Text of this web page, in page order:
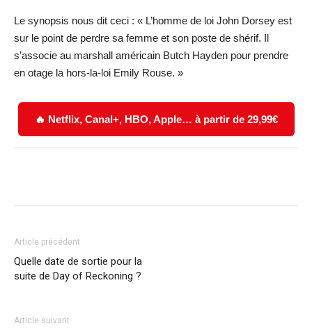
Le synopsis nous dit ceci : « L’homme de loi John Dorsey est
sur le point de perdre sa femme et son poste de shérif. Il
s’associe au marshall américain Butch Hayden pour prendre
en otage la hors-la-loi Emily Rouse. »
🔥 Netflix, Canal+, HBO, Apple… à partir de 29,99€
Article précédent
Quelle date de sortie pour la
suite de Day of Reckoning ?
Article suivant